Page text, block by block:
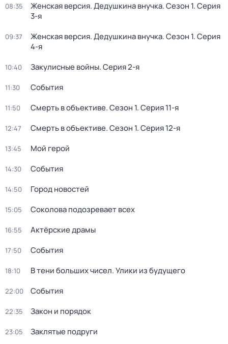
08:35 Женская версия. Дедушкина внучка. Сезон 1. Серия
3-я
09:37 Женская версия. Дедушкина внучка. Сезон 1. Серия
4-я
10:40 Закулисные войны. Серия 2-я
11:30 События
11:50 Смерть в объективе. Сезон 1. Серия 11-я
12:47 Смерть в объективе. Сезон 1. Серия 12-я
13:45 Мой герой
14:30 События
14:50 Город новостей
15:05 Соколова подозревает всех
16:55 Актёрские драмы
17:50 События
18:10 В тени больших чисел. Улики из будущего
22:00 События
22:35 Закон и порядок
23:05 Заклятые подруги